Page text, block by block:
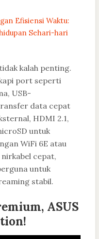
Efisiensi Waktu:
Sehari-hari
kalah penting.
port seperti
USB-
data cepat
HDMI 2.1,
untuk
WiFi 6E atau
cepat,
untuk
stabil.
ASUS